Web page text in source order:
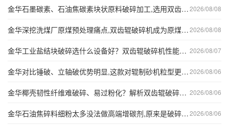
2026/08/08
金华石墨碳素、石油焦碳素块状原料破碎加工,选用双齿辊破碎机而非普通破碎机的原因!
2026/08/08
金华深挖洗煤厂原煤预处理痛点,双齿辊破碎机成为原煤粗碎环节主流优选设备!
2026/08/07
金华工业盐结块破碎选什么设备好？双齿辊破碎机性能优势全解析！
2026/08/06
金华对比锤破、立轴破优势明显,这款对辊制砂机粒型更好、磨损更低、运维更省!
2026/08/06
金华椰壳韧性纤维难破碎、易过粉化？解析双齿辊破碎机适配椰壳活性炭原料预处理的核心优势！
2026/08/06
金华石油焦碎料细粉太多没法做高端增碳剂,原来是破碎设备选错,双齿辊轻松保住合格颗粒!